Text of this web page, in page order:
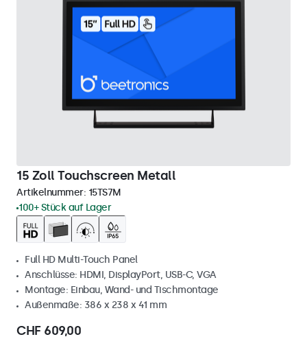
15 Zoll Touchscreen Metall
Artikelnummer: 15TS7M
100+ Stück auf Lager
Full HD Multi-Touch Panel
Anschlüsse: HDMI, DisplayPort, USB-C, VGA
Montage: Einbau, Wand- und Tischmontage
Außenmaße: 386 x 238 x 41 mm
CHF 609,00